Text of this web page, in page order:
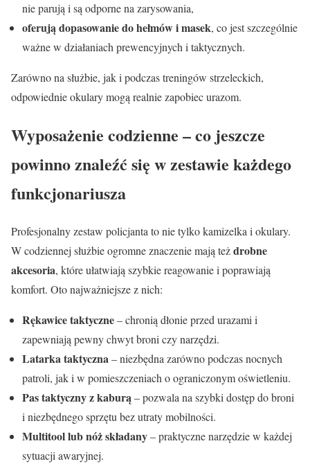
nie parują i są odporne na zarysowania,
oferują dopasowanie do hełmów i masek, co jest szczególnie
ważne w działaniach prewencyjnych i taktycznych.
Zarówno na służbie, jak i podczas treningów strzeleckich,
odpowiednie okulary mogą realnie zapobiec urazom.
Wyposażenie codzienne – co jeszcze
powinno znaleźć się w zestawie każdego
funkcjonariusza
Profesjonalny zestaw policjanta to nie tylko kamizelka i okulary.
W codziennej służbie ogromne znaczenie mają teżdrobne
akcesoria, które ułatwiają szybkie reagowanie i poprawiają
komfort. Oto najważniejsze z nich:
Rękawice taktyczne– chronią dłonie przed urazami i
zapewniają pewny chwyt broni czy narzędzi.
Latarka taktyczna– niezbędna zarówno podczas nocnych
patroli, jak i w pomieszczeniach o ograniczonym oświetleniu.
Pas taktyczny z kaburą– pozwala na szybki dostęp do broni
i niezbędnego sprzętu bez utraty mobilności.
Multitool lub nóż składany– praktyczne narzędzie w każdej
sytuacji awaryjnej.